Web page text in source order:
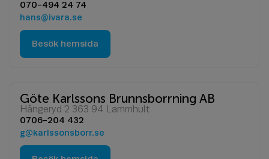
070-494 24 74
hans@ivara.se
Besök hemsida
Göte Karlssons Brunnsborrning AB
Hångeryd 2 363 94 Lammhult
0706-204 432
g@karlssonsborr.se